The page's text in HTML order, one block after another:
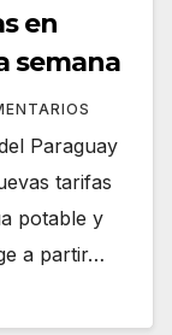
en
semana
Paraguay
tarifas
potable y
a partir…